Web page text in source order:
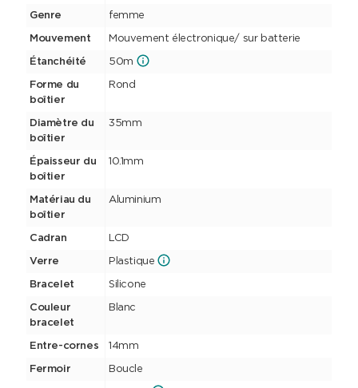
Genre femme
Mouvement Mouvement électronique/ sur batterie
Étanchéité 50m
Forme du
boîtier
Rond
Diamètre du
boîtier
35mm
Épaisseur du
boîtier
10.1mm
Matériau du
boîtier
Aluminium
Cadran LCD
Verre Plastique
Bracelet Silicone
Couleur
bracelet
Blanc
Entre-cornes 14mm
Fermoir Boucle